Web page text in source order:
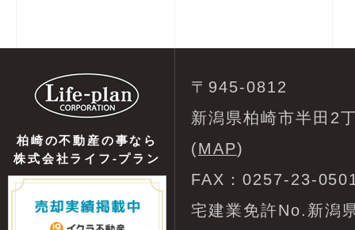
柏崎の不動産の事なら
株式会社ライフ-プラン
〒945-0812
新潟県柏崎市半田2
(MAP)
FAX：0257-23-
宅建業免許No.新潟